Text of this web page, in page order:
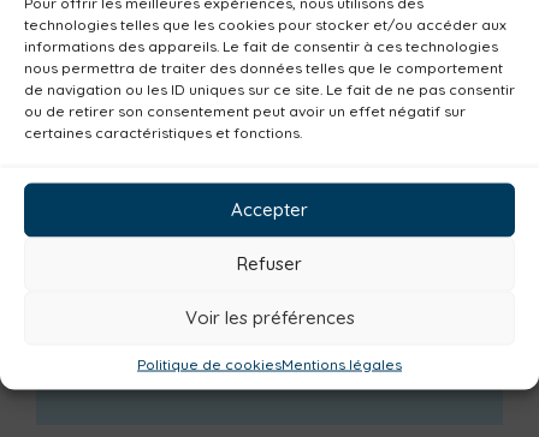
technologies telles que les cookies pour stocker et/ou accéder aux
informations des appareils. Le fait de consentir à ces technologies
nous permettra de traiter des données telles que le comportement
de navigation ou les ID uniques sur ce site. Le fait de ne pas consentir
ou de retirer son consentement peut avoir un effet négatif sur
certaines caractéristiques et fonctions.
Accepter
Refuser
Voir les préférences
Politique de cookiesMentions légales
décembre 2025(1)
octobre 2025 (3)
septembre 2025(1)
juin 2025(9)
avril 2025(5)
février 2025(6)
décembre 2024 (7)
octobre 2024(7)